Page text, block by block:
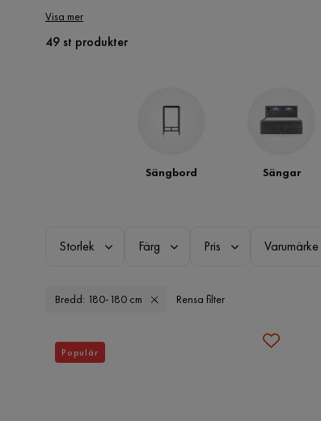
Visa mer
49 st produkter
Sängbord Sängar
Storlek Färg Pris Varumärke
Bredd: 180-180 cm Rensa filter
Populär